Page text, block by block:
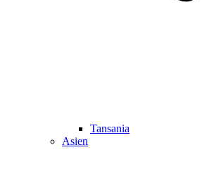
Tansania
Asien